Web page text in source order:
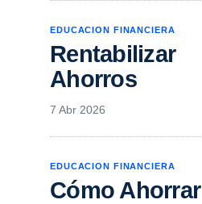
EDUCACION FINANCIERA
Rentabilizar
Ahorros
7 Abr 2026
EDUCACION FINANCIERA
Cómo Ahorrar